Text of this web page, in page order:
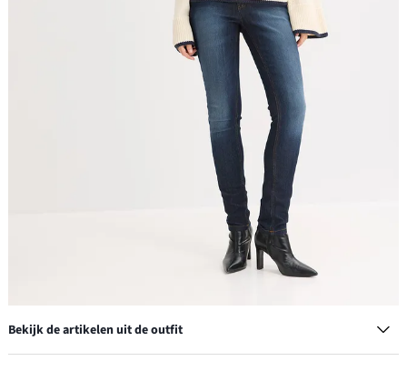
Bekijk de artikelen uit de outfit